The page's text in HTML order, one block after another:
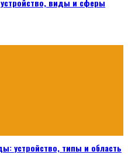
устройство, типы и область